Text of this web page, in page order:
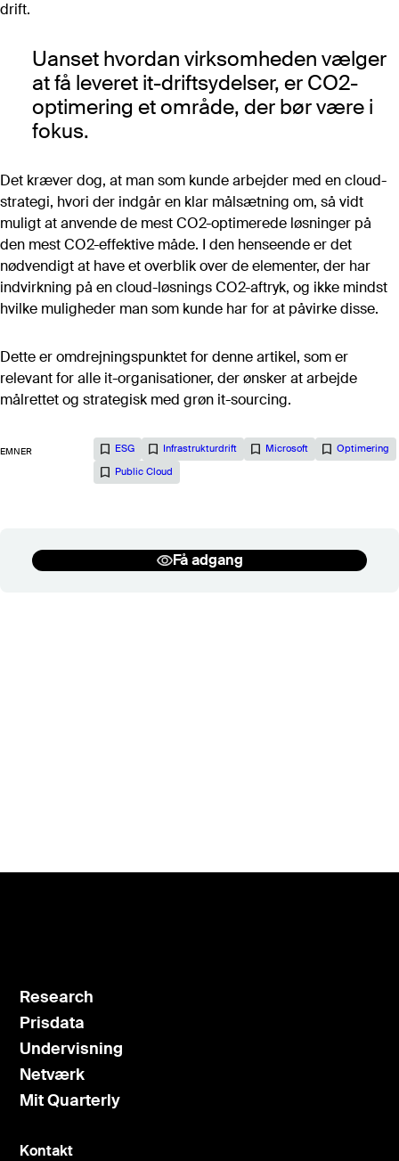
Bilagspakke til D17
IT-kontoplan
IT-kompetencekortlægning
Template til forhandlingsstrategi
It-omkostningsmodellen
Se flere
Roller Alle roller
IT-ansvarlig
Drift
Indkøb
Salg og rådgivning
drift.
Uanset hvordan virksomheden vælger
at få leveret it-driftsydelser, er CO2-
optimering et område, der bør være i
fokus.
Det kræver dog, at man som kunde arbejder med en cloud-
strategi, hvori der indgår en klar målsætning om, så vidt
muligt at anvende de mest CO2-optimerede løsninger på
den mest CO2-effektive måde. I den henseende er det
nødvendigt at have et overblik over de elementer, der har
indvirkning på en cloud-løsnings CO2-aftryk, og ikke mindst
hvilke muligheder man som kunde har for at påvirke disse.
Dette er omdrejningspunktet for denne artikel, som er
relevant for alle it-organisationer, der ønsker at arbejde
målrettet og strategisk med grøn it-sourcing.
EMNER ESG Infrastrukturdrift Microsoft
Optimering
Public Cloud
Få adgang
Research
Prisdata
Undervisning
Netværk
Mit Quarterly
Kontakt